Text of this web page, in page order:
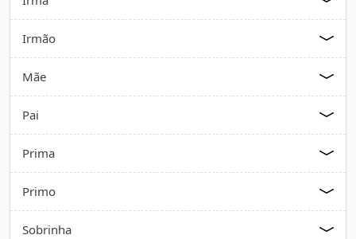
Irmão
Mãe
Pai
Prima
Primo
Sobrinha